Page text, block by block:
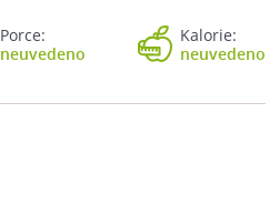
Porce:
neuvedeno
Kalorie:
neuvedeno